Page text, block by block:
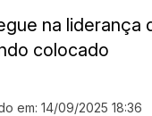
na
colocado
em: 14/09/2025 18:36